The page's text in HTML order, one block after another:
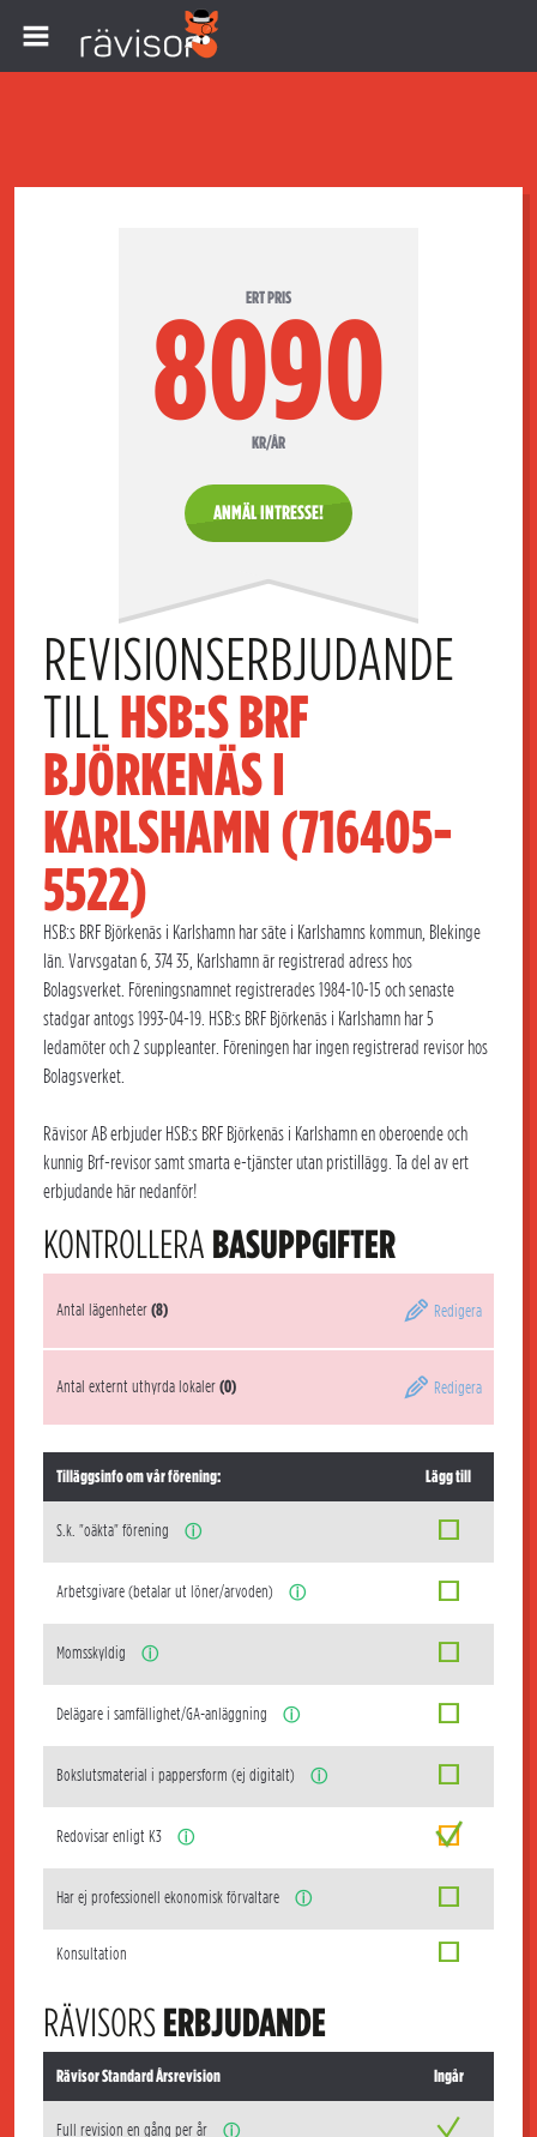
ERT PRIS
8090
KR/ÅR
ANMÄL INTRESSE!
REVISIONSERBJUDANDE
TILL HSB:S BRF
BJÖRKENÄS I
KARLSHAMN (716405-
5522)
HSB:s BRF Björkenäs i Karlshamn har säte i Karlshamns kommun, Blekinge
län. Varvsgatan 6, 374 35, Karlshamn är registrerad adress hos
Bolagsverket. Föreningsnamnet registrerades 1984-10-15 och senaste
stadgar antogs 1993-04-19. HSB:s BRF Björkenäs i Karlshamn har 5
ledamöter och 2 suppleanter. Föreningen har ingen registrerad revisor hos
Bolagsverket.
Rävisor AB erbjuder HSB:s BRF Björkenäs i Karlshamn en oberoende och
kunnig Brf-revisor samt smarta e-tjänster utan pristillägg. Ta del av ert
erbjudande här nedanför!
KONTROLLERA BASUPPGIFTER
Antal lägenheter(8) Redigera
Antal externt uthyrda lokaler(0) Redigera
Tilläggsinfo om vår förening: Lägg till
S.k. "oäkta" förening ⓘ
Arbetsgivare (betalar ut löner/arvoden) ⓘ
Momsskyldig ⓘ
Delägare i samfällighet/GA-anläggning ⓘ
Bokslutsmaterial i pappersform (ej digitalt) ⓘ
Redovisar enligt K3 ⓘ
Har ej professionell ekonomisk förvaltare ⓘ
Konsultation
RÄVISORSERBJUDANDE
Rävisor Standard Årsrevision Ingår
Full revision en gång per år ⓘ